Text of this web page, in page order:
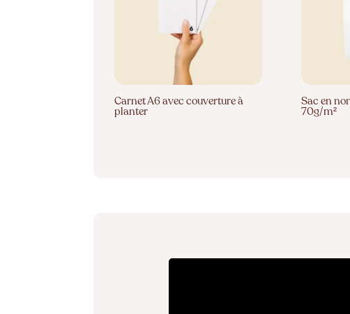
Carnet A6 avec couverture à
planter
Sac en
70g/m²